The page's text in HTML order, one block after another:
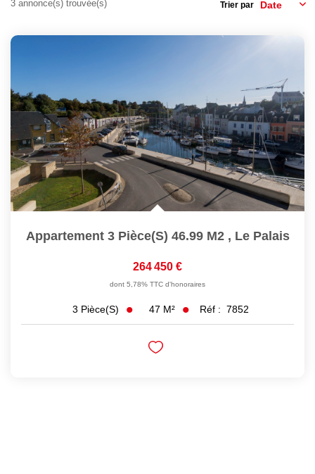
MON COMPTE
3 annonce(s) trouvée(s) Trier par
Appartement 3 Pièce(s) 46.99 M2 , Le Palais
264 450 €
dont 5,78% TTC d'honoraires
3 Pièce(s) 47 M² Réf : 7852